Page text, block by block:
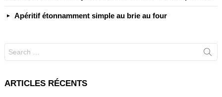
Apéritif étonnamment simple au brie au four
for:
ARTICLES RÉCENTS